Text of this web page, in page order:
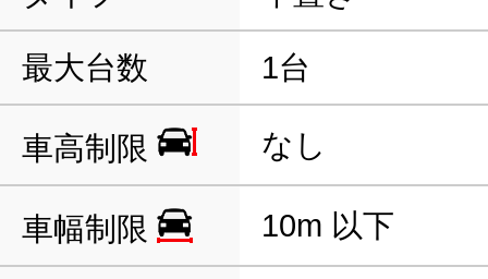
最大台数 1台
車高制限 なし
車幅制限 10m 以下